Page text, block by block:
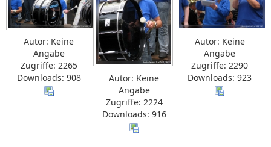
Autor: Keine
Angabe
Zugriffe: 2265
Downloads: 908
Autor: Keine
Angabe
Zugriffe: 2224
Downloads: 916
Autor: Keine
Angabe
Zugriffe: 2290
Downloads: 923